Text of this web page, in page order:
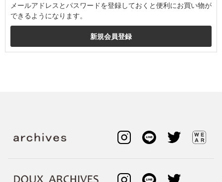
メールアドレスとパスワードを登録しておくと便利にお買い物が
できるようになります。